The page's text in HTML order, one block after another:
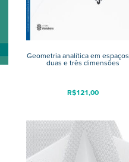
Geometria analítica em
duas e três dimensões
R$121,00